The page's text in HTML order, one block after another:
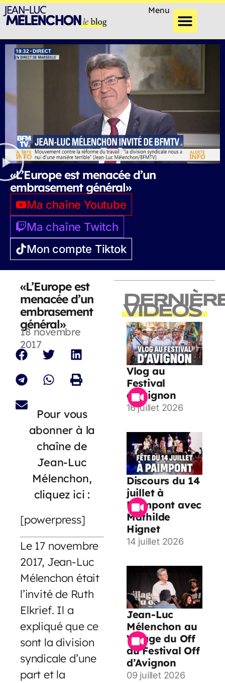
Menu
«L’Europe est menacée d’un
embrasement général»
Ma chaîne Youtube
Ma chaîne Twitch
Mon compte Tiktok
«L’Europe est
menacée d’un
embrasement
général»
18 novembre
2017
Pour vous
abonner à la
chaîne de
Jean-Luc
Mélenchon,
cliquez ici :
[powerpress]
Le 17 novembre
2017, Jean-Luc
Mélenchon était
l’invité de Ruth
Elkrief. Il a
expliqué que ce
sont la division
syndicale d’une
part et la
VIDEOS
Vlog au
Festival
d’Avignon
16 juillet 2026
Discours du 14
juillet à
Paimpont avec
Mathilde
Hignet
14 juillet 2026
Jean-Luc
Mélenchon au
Village du Off
du Festival Off
d’Avignon
09 juillet 2026